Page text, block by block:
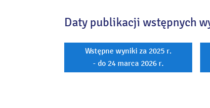
Daty publikacji wstępnych
Wstępne wyniki za 2025 r.
- do 24 marca 2026 r.